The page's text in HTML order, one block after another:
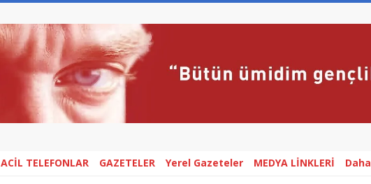
ACİL TELEFONLAR GAZETELER Yerel Gazeteler MEDYA LİNKLERİ Daha